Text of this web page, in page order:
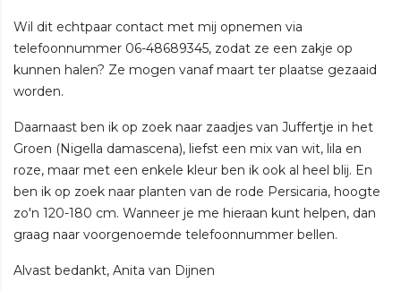
Wil dit echtpaar contact met mij opnemen via
telefoonnummer 06-48689345, zodat ze een zakje op
kunnen halen? Ze mogen vanaf maart ter plaatse gezaaid
worden.
Daarnaast ben ik op zoek naar zaadjes van Juffertje in het
Groen (Nigella damascena), liefst een mix van wit, lila en
roze, maar met een enkele kleur ben ik ook al heel blij. En
ben ik op zoek naar planten van de rode Persicaria, hoogte
zo'n 120-180 cm. Wanneer je me hieraan kunt helpen, dan
graag naar voorgenoemde telefoonnummer bellen.
Alvast bedankt, Anita van Dijnen